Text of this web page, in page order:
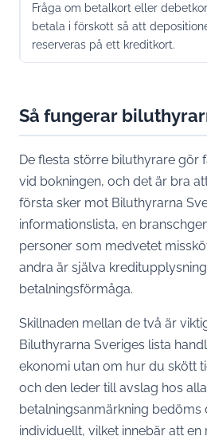
Fråga om betalkort eller
betala i förskott så att
reserveras på ett kreditkort.
Så fungerar
De flesta större biluthyrare gör
vid bokningen, och det är bra
första sker mot Biluthyrarna
informationslista, en
personer som medvetet
andra är själva
betalningsförmåga.
Skillnaden mellan de två är
Biluthyrarna Sveriges lista
ekonomi utan om hur du skött
och den leder till avslag hos
betalningsanmärkning
individuellt, vilket innebär att